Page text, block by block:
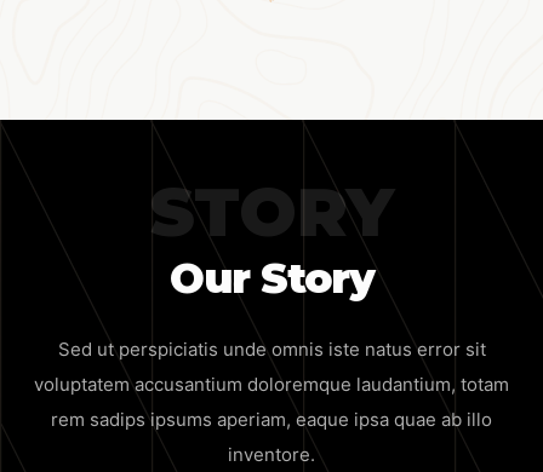
STORY
Our Story
Sed ut perspiciatis unde omnis iste natus error sit
voluptatem accusantium doloremque laudantium, totam
rem sadips ipsums aperiam, eaque ipsa quae ab illo
inventore.